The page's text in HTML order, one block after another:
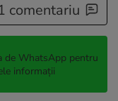
comentariu
de WhatsApp pentru
informații